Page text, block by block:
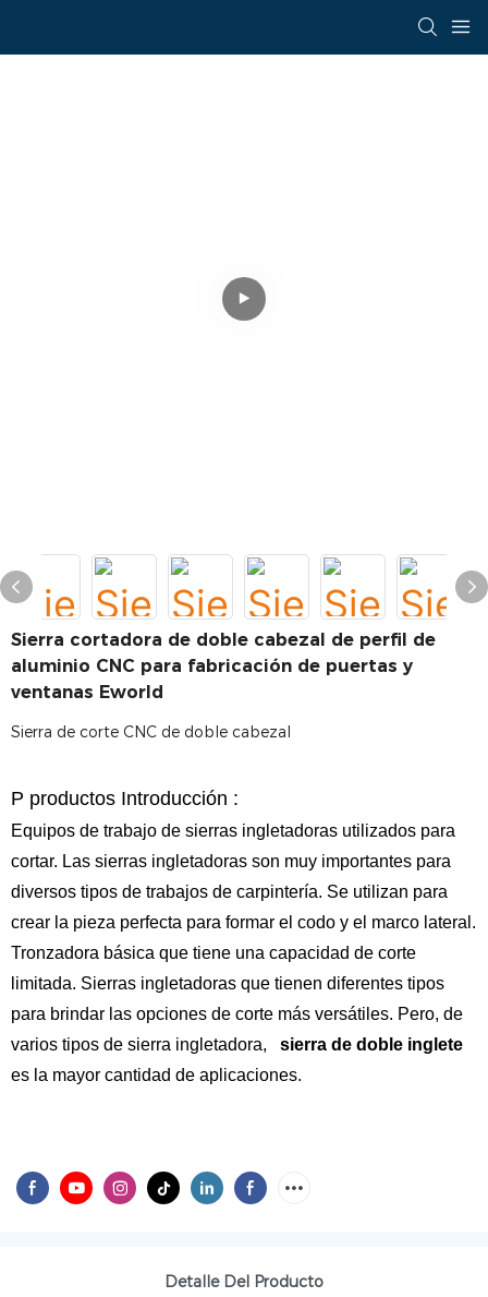
Sierra cortadora de doble cabezal de perfil de
aluminio CNC para fabricación de puertas y
ventanas Eworld
Sierra de corte CNC de doble cabezal
P productos Introducción :
Equipos de trabajo de sierras ingletadoras utilizados para
cortar. Las sierras ingletadoras son muy importantes para
diversos tipos de trabajos de carpintería. Se utilizan para
crear la pieza perfecta para formar el codo y el marco lateral.
Tronzadora básica que tiene una capacidad de corte
limitada. Sierras ingletadoras que tienen diferentes tipos
para brindar las opciones de corte más versátiles. Pero, de
varios tipos de sierra ingletadora,
sierra de doble inglete
es la mayor cantidad de aplicaciones.
Detalle Del Producto